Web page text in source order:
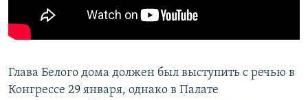
Глава Белого дома должен был выступить с речью в
Конгрессе 29 января, однако в Палате